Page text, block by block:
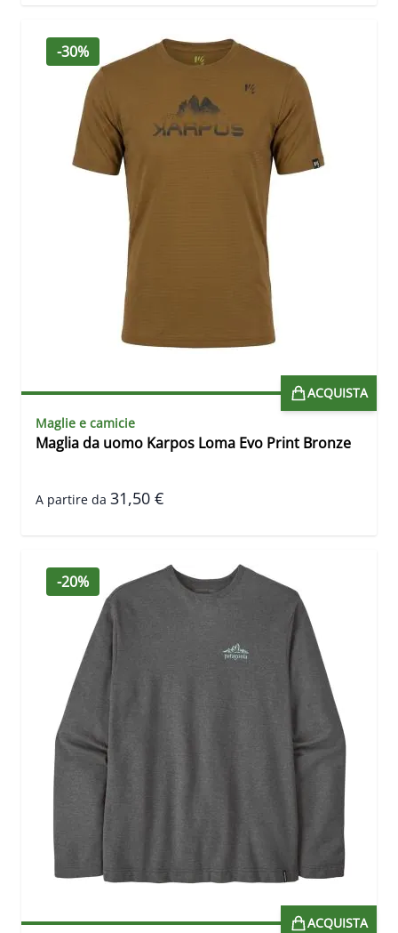
-30%
ACQUISTA
Maglie e camicie
Maglia da uomo Karpos Loma Evo Print Bronze
A partire da 31,50 €
-20%
ACQUISTA